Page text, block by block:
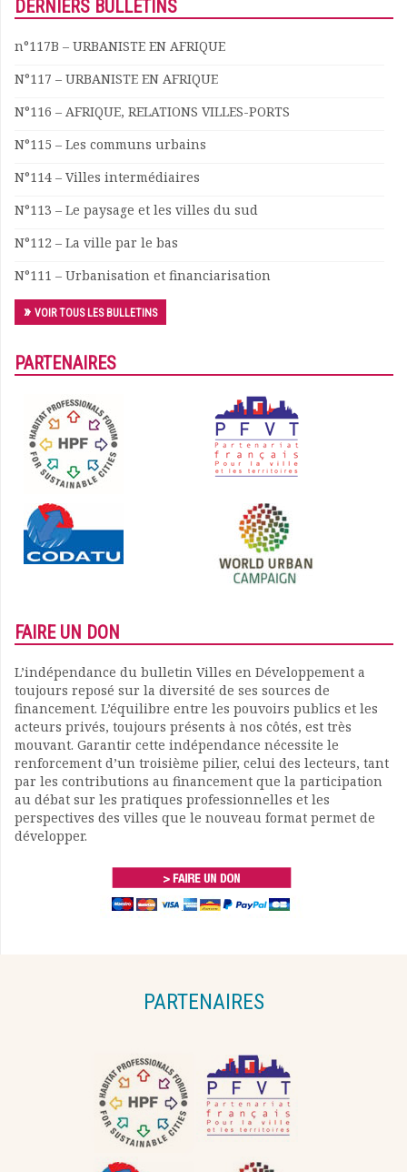
DERNIERS BULLETINS
n°117B – URBANISTE EN AFRIQUE
N°117 – URBANISTE EN AFRIQUE
N°116 – AFRIQUE, RELATIONS VILLES-PORTS
N°115 – Les communs urbains
N°114 – Villes intermédiaires
N°113 – Le paysage et les villes du sud
N°112 – La ville par le bas
N°111 – Urbanisation et financiarisation
VOIR TOUS LES BULLETINS
PARTENAIRES
FAIRE UN DON
L’indépendance du bulletin Villes en Développement a
toujours reposé sur la diversité de ses sources de
financement. L’équilibre entre les pouvoirs publics et les
acteurs privés, toujours présents à nos côtés, est très
mouvant. Garantir cette indépendance nécessite le
renforcement d’un troisième pilier, celui des lecteurs, tant
par les contributions au financement que la participation
au débat sur les pratiques professionnelles et les
perspectives des villes que le nouveau format permet de
développer.
PARTENAIRES